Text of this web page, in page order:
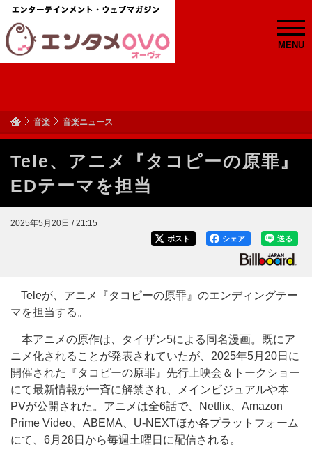
MENU
音楽 音楽ニュース
Tele、アニメ『タコピーの原罪』
EDテーマを担当
2025年5月20日 / 21:15
送る
シェア
ポスト
Teleが、アニメ『タコピーの原罪』のエンディングテー
マを担当する。
本アニメの原作は、タイザン5による同名漫画。既にア
ニメ化されることが発表されていたが、2025年5月20日に
開催された『タコピーの原罪』先行上映会＆トークショー
にて最新情報が一斉に解禁され、メインビジュアルや本
PVが公開された。アニメは全6話で、Netflix、Amazon
Prime Video、ABEMA、U-NEXTほか各プラットフォーム
にて、6月28日から毎週土曜日に配信される。